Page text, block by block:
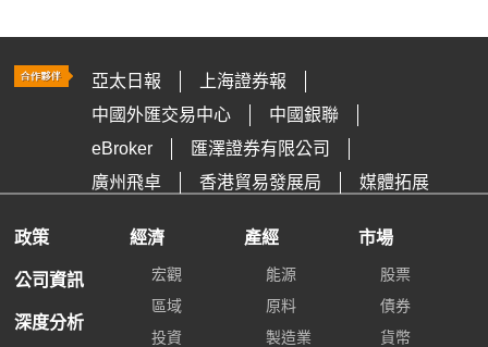
亞太日報
上海證券報
中國外匯交易中心
中國銀聯
eBroker
匯澤證券有限公司
廣州飛卓
香港貿易發展局 媒體拓展
政策
公司資訊
深度分析
經濟
宏觀
區域
投資
產經
能源
原料
製造業
市場
股票
債券
貨幣